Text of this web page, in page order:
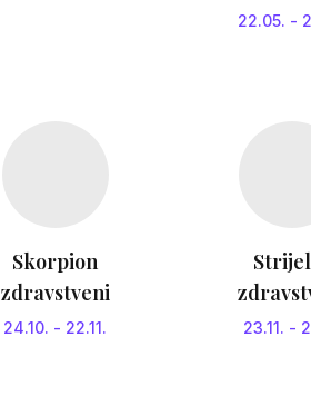
22.05. -
Skorpion
zdravstveni
24.10. - 22.11. 23.11. -